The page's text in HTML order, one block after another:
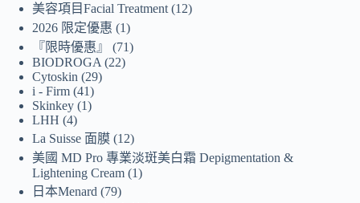
美容項目Facial Treatment 12
2026 限定優惠
1
『限時優惠』
71
BIODROGA 22
Cytoskin 29
i - Firm 41
Skinkey 1
LHH 4
La Suisse 面膜 12
美國 MD Pro 專業淡斑美白霜 Depigmentation &
Lightening Cream 1
日本Menard 79